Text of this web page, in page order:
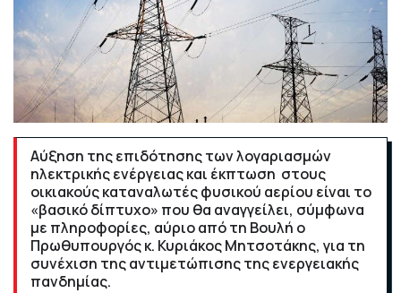
Αύξηση της επιδότησης των λογαριασμών
ηλεκτρικής ενέργειας και έκπτωση στους
οικιακούς καταναλωτές φυσικού αερίου είναι το
«βασικό δίπτυχο» που θα αναγγείλει, σύμφωνα
με πληροφορίες, αύριο από τη Βουλή ο
Πρωθυπουργός κ. Κυριάκος Μητσοτάκης, για τη
συνέχιση της αντιμετώπισης της ενεργειακής
πανδημίας.